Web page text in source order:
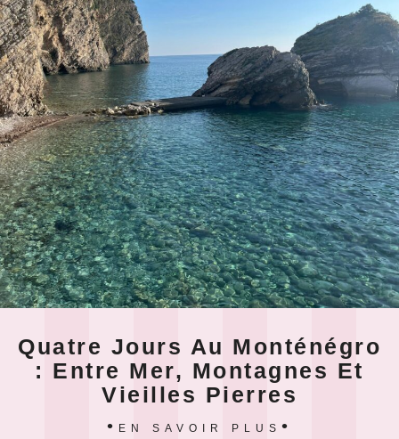
Quatre Jours Au Monténégro
: Entre Mer, Montagnes Et
Vieilles Pierres
EN SAVOIR PLUS